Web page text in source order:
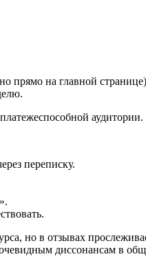
прямо на главной
аудитории.
переписку.
но в отзывах
диссонансам в